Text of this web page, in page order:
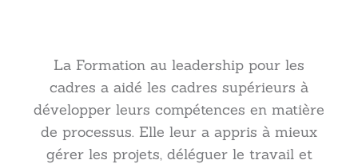
La Formation au leadership pour les
cadres a aidé les cadres supérieurs à
développer leurs compétences en matière
de processus. Elle leur a appris à mieux
gérer les projets, déléguer le travail et